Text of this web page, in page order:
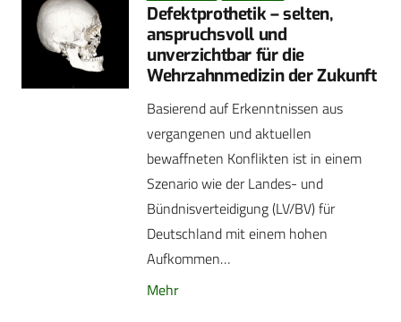
Defektprothetik – selten,
anspruchsvoll und
unverzichtbar für die
Wehrzahnmedizin der Zukunft
Basierend auf Erkenntnissen aus
vergangenen und aktuellen
bewaffneten Konflikten ist in einem
Szenario wie der Landes- und
Bündnisverteidigung (LV/BV) für
Deutschland mit einem hohen
Aufkommen…
Mehr